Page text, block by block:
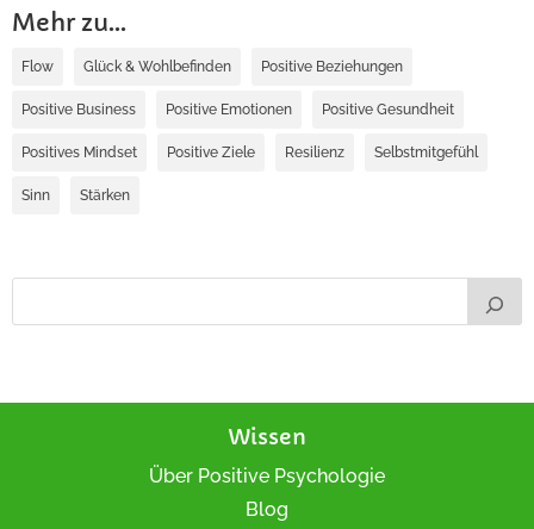
Mehr zu...
Flow Glück & Wohlbefinden Positive Beziehungen
Positive Business Positive Emotionen Positive Gesundheit
Positives Mindset Positive Ziele Resilienz Selbstmitgefühl
Sinn Stärken
Wissen
Über Positive Psychologie
Blog